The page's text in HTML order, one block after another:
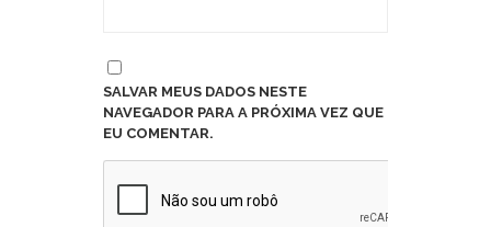
SALVAR MEUS DADOS NESTE
NAVEGADOR PARA A PRÓXIMA VEZ QUE
EU COMENTAR.